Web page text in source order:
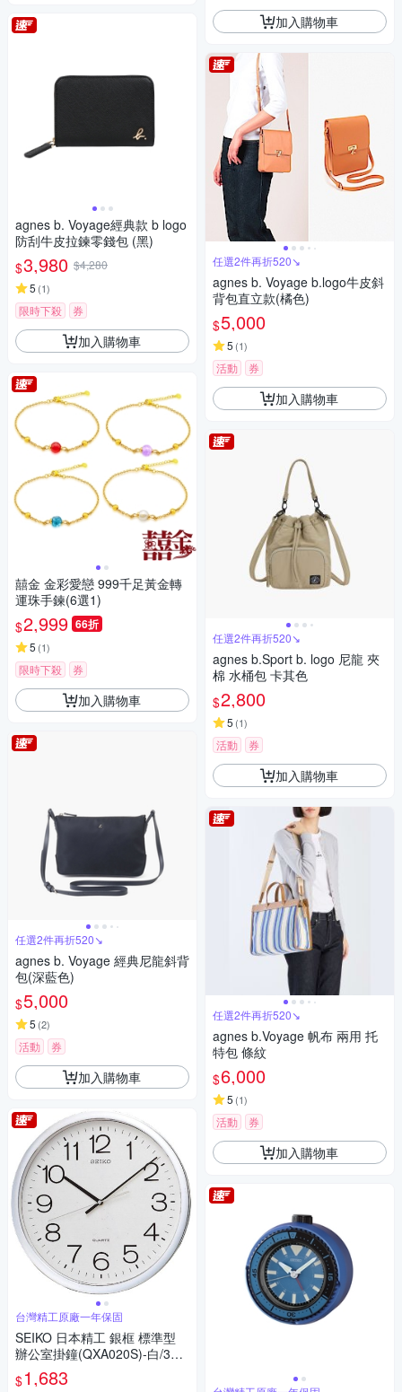
agnes b. Voyage經典款 b logo
防刮牛皮拉鍊零錢包 (黑)
$3,980 $4,280
5 (1)
限時下殺 券
加入購物車
囍金 金彩愛戀 999千足黃金轉
運珠手鍊(6選1)
$2,999 66折
5 (1)
限時下殺 券
加入購物車
任選2件再折520↘
agnes b. Voyage 經典尼龍斜背
包(深藍色)
$5,000
5 (2)
活動 券
加入購物車
台灣精工原廠一年保固
SEIKO 日本精工 銀框 標準型
辦公室掛鐘(QXA020S)-白/36.1
cm
$1,683
加入購物車
任選2件再折520↘
agnes b. Voyage b.logo牛皮斜
背包直立款(橘色)
$5,000
5 (1)
活動 券
加入購物車
任選2件再折520↘
agnes b.Sport b. logo 尼龍 夾
棉 水桶包 卡其色
$2,800
5 (1)
活動 券
加入購物車
任選2件再折520↘
agnes b.Voyage 帆布 兩用 托
特包 條紋
$6,000
5 (1)
活動 券
加入購物車